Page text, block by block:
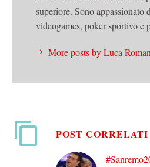
superiore. Sono appassionato
videogames, poker sportivo e
More posts by Luca
POST CORRELATI